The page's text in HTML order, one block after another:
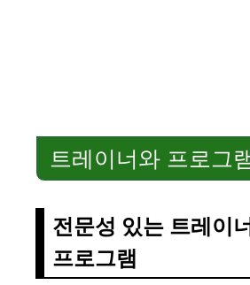
트레이너와 프로그
전문성 있는 트레이
프로그램